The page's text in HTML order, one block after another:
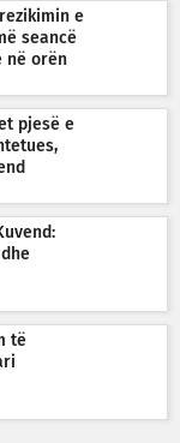
e
seancë
në orën
pjesë e
të